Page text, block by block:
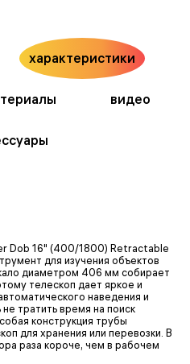
характеристики
видео
Dob 16" (400/1800) Retractable
для изучения объектов
диаметром 406 мм собирает
телескоп дает яркое и
наведения и
тратить время на поиск
конструкция трубы
для хранения или перевозки. В
раза короче, чем в рабочем